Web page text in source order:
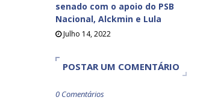
senado com o apoio do PSB
Nacional, Alckmin e Lula
Julho 14, 2022
POSTAR UM COMENTÁRIO
0 Comentários